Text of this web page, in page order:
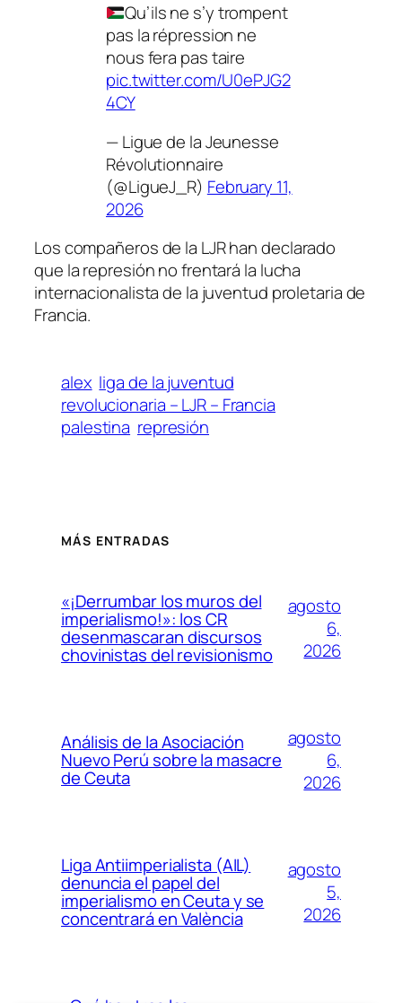
Qu’ils ne s’y trompent
pas la répression ne
nous fera pas taire
pic.twitter.com/U0ePJG2
4CY
— Ligue de la Jeunesse
Révolutionnaire
(@LigueJ_R) February 11,
2026
Los compañeros de la LJR han declarado
que la represión no frentará la lucha
internacionalista de la juventud proletaria de
Francia.
alex liga de la juventud
revolucionaria – LJR – Francia
palestina represión
MÁS ENTRADAS
«¡Derrumbar los muros del
imperialismo!»: los CR
desenmascaran discursos
chovinistas del revisionismo
agosto
6,
2026
Análisis de la Asociación
Nuevo Perú sobre la masacre
de Ceuta
agosto
6,
2026
Liga Antiimperialista (AIL)
denuncia el papel del
imperialismo en Ceuta y se
concentrará en València
agosto
5,
2026